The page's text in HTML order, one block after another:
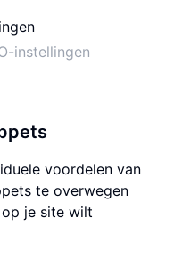
instellingen
voordelen van
te overwegen
je site wilt